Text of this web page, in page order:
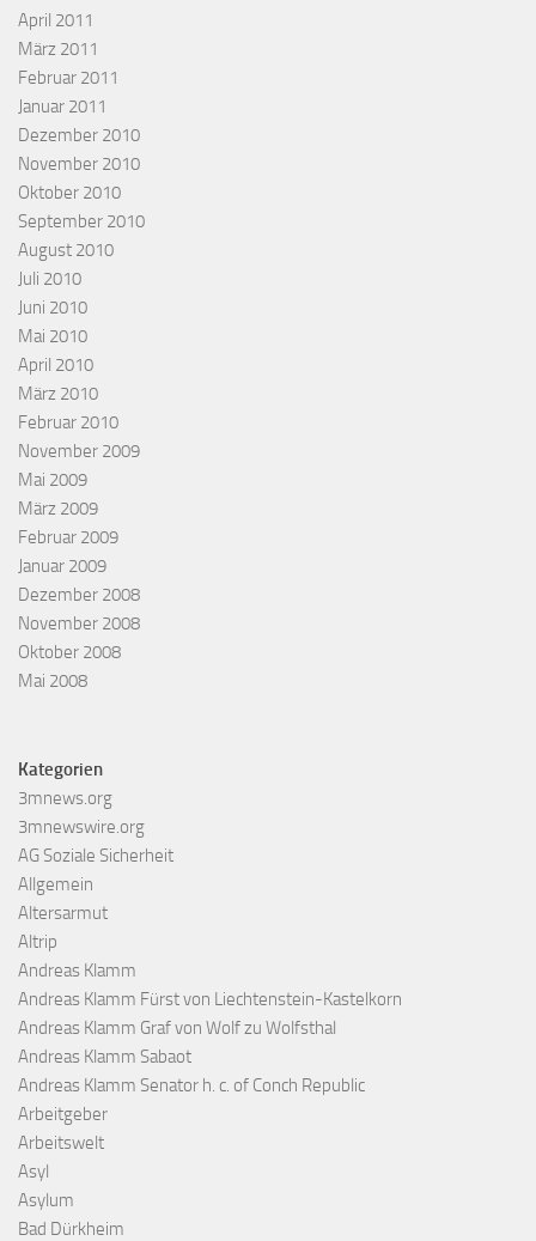
April 2011
März 2011
Februar 2011
Januar 2011
Dezember 2010
November 2010
Oktober 2010
September 2010
August 2010
Juli 2010
Juni 2010
Mai 2010
April 2010
März 2010
Februar 2010
November 2009
Mai 2009
März 2009
Februar 2009
Januar 2009
Dezember 2008
November 2008
Oktober 2008
Mai 2008
Kategorien
3mnews.org
3mnewswire.org
AG Soziale Sicherheit
Allgemein
Altersarmut
Altrip
Andreas Klamm
Andreas Klamm Fürst von Liechtenstein-Kastelkorn
Andreas Klamm Graf von Wolf zu Wolfsthal
Andreas Klamm Sabaot
Andreas Klamm Senator h. c. of Conch Republic
Arbeitgeber
Arbeitswelt
Asyl
Asylum
Bad Dürkheim